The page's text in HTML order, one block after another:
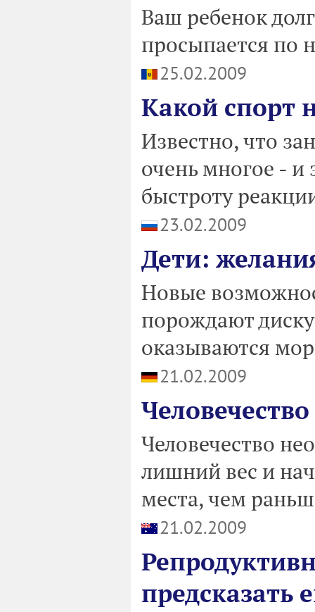
Ваш ребенок
просыпается по
25.02.2009
Какой спорт
Известно, что
очень многое - и
быстроту
23.02.2009
Дети:
Новые
порождают
оказываются
21.02.2009
Человечество
лишний вес и
места, чем
21.02.2009
предсказать